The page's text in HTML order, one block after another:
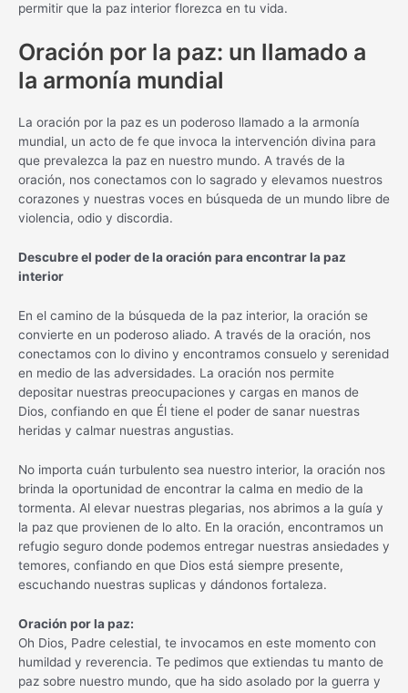
permitir que la paz interior florezca en tu vida.
Oración por la paz: un llamado a
la armonía mundial
La oración por la paz es un poderoso llamado a la armonía
mundial, un acto de fe que invoca la intervención divina para
que prevalezca la paz en nuestro mundo. A través de la
oración, nos conectamos con lo sagrado y elevamos nuestros
corazones y nuestras voces en búsqueda de un mundo libre de
violencia, odio y discordia.
Descubre el poder de la oración para encontrar la paz
interior
En el camino de la búsqueda de la paz interior, la oración se
convierte en un poderoso aliado. A través de la oración, nos
conectamos con lo divino y encontramos consuelo y serenidad
en medio de las adversidades. La oración nos permite
depositar nuestras preocupaciones y cargas en manos de
Dios, confiando en que Él tiene el poder de sanar nuestras
heridas y calmar nuestras angustias.
No importa cuán turbulento sea nuestro interior, la oración nos
brinda la oportunidad de encontrar la calma en medio de la
tormenta. Al elevar nuestras plegarias, nos abrimos a la guía y
la paz que provienen de lo alto. En la oración, encontramos un
refugio seguro donde podemos entregar nuestras ansiedades y
temores, confiando en que Dios está siempre presente,
escuchando nuestras suplicas y dándonos fortaleza.
Oración por la paz:
Oh Dios, Padre celestial, te invocamos en este momento con
humildad y reverencia. Te pedimos que extiendas tu manto de
paz sobre nuestro mundo, que ha sido asolado por la guerra y